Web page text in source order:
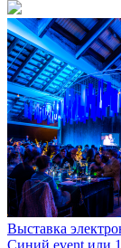
Выставка
Синий event или